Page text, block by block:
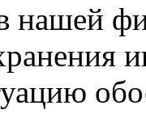
нашей